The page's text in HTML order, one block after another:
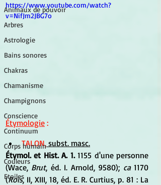
Animaux de pouvoir
Arbres
Astrologie
Bains sonores
Chakras
Chamanisme
Champignons
Conscience
Continuum
Corps humain
Couleurs
Etoiles
https://www.youtube.com/watch?
v=NifJm2JBG7o
Étymologie :
TALON, subst. masc.
Étymol. et Hist. A. 1. 1155 d'une personne
(Wace, Brut, éd. I. Arnold, 9580); ca 1170
(Rois, II, XIII, 18, éd. E. R. Curtius, p. 81 : La